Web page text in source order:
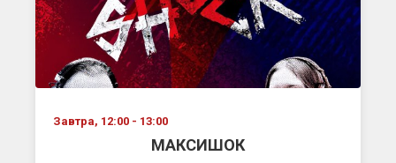
Завтра, 12:00 - 13:00
МАКСИШОК